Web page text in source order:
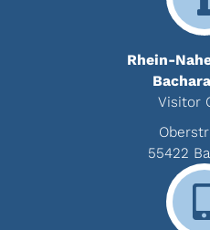
Rhein-
Visitor
55422